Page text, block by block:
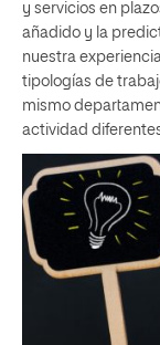
y servicios en
añadido y la
nuestra
tipologías de
mismo
actividad